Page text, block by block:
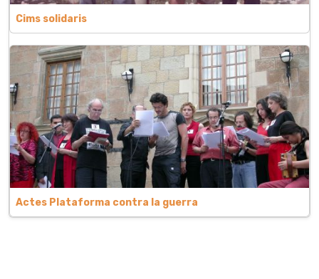
Cims solidaris
Actes Plataforma contra la guerra